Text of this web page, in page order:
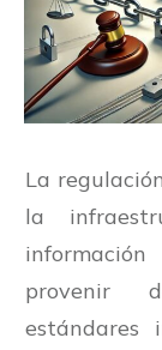
La
la
información
provenir
estándares